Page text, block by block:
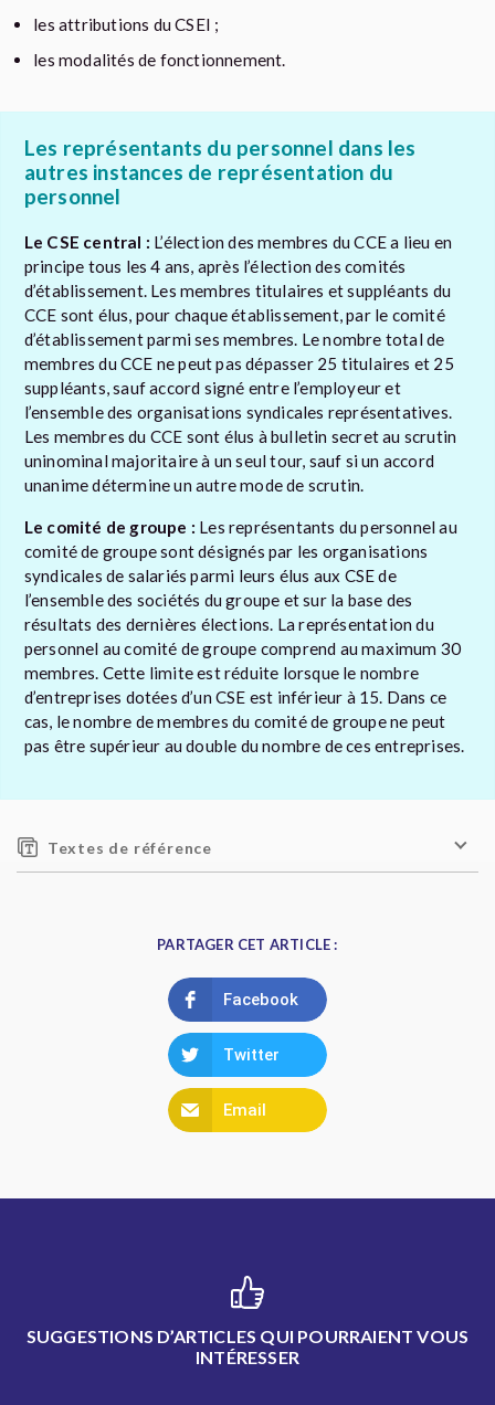
les attributions du CSEI ;
les modalités de fonctionnement.
Les représentants du personnel dans les
autres instances de représentation du
personnel
Le CSE central : L’élection des membres du CCE a lieu en
principe tous les 4 ans, après l’élection des comités
d’établissement. Les membres titulaires et suppléants du
CCE sont élus, pour chaque établissement, par le comité
d’établissement parmi ses membres. Le nombre total de
membres du CCE ne peut pas dépasser 25 titulaires et 25
suppléants, sauf accord signé entre l’employeur et
l’ensemble des organisations syndicales représentatives.
Les membres du CCE sont élus à bulletin secret au scrutin
uninominal majoritaire à un seul tour, sauf si un accord
unanime détermine un autre mode de scrutin.
Le comité de groupe : Les représentants du personnel au
comité de groupe sont désignés par les organisations
syndicales de salariés parmi leurs élus aux CSE de
l’ensemble des sociétés du groupe et sur la base des
résultats des dernières élections. La représentation du
personnel au comité de groupe comprend au maximum 30
membres. Cette limite est réduite lorsque le nombre
d’entreprises dotées d’un CSE est inférieur à 15. Dans ce
cas, le nombre de membres du comité de groupe ne peut
pas être supérieur au double du nombre de ces entreprises.
Textes de référence
PARTAGER CET ARTICLE :
Facebook
Twitter
Email
SUGGESTIONS D’ARTICLES QUI POURRAIENT VOUS
INTÉRESSER